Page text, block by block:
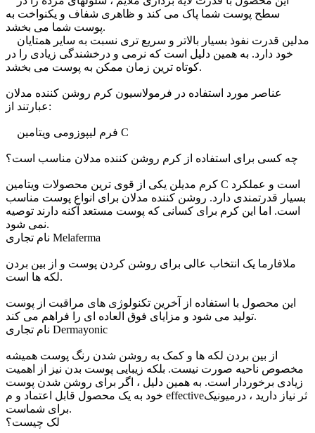
سطح پوست شما پاک می کند و ظاهری شفاف و یکنواخت به
پوست شما می بخشد.
خود دارد. به همین دلیل است که نرمی و درخشندگی زیادی را در
کوتاه ترین زمان ممکن به پوست می بخشد.
عناصر مورد استفاده در فرمولاسیون کرم روشن کننده مدلان
عبارتند از:
فرم لیپوزومی ویتامین C
چه کسی برای استفاده از کرم روشن کننده مدلان مناسب است؟
کرم مدیلن یکی از قوی ترین محصولات ویتامین C است و عملکرد
بسیار قدرتمندی دارد. روشن کننده مدلان برای انواع پوست مناسب
است. اما این کرم برای کسانی که پوست مستعد آکنه دارند توصیه
نمی شود.
نام تجاری Melaferma
ملافارما یک انتخاب عالی برای روشن کردن پوست و از بین بردن
لکه ها است.
این محصول با استفاده از آخرین تکنولوژی های مراقبت از پوست
تولید می شود و مزایای فوق العاده ای را فراهم می کند.
نام تجاری Dermayonic
از بین بردن لکه ها و کمک به روشن شدن رنگ پوست همیشه
مخصوص ناحیه صورت نیست. بلکه زیبایی پوست بدن نیز از اهمیت
زیادی برخوردار است. به همین دلیل ، اگر برای روشن شدن پوست
خود به یک محصول قابل اعتماد و م effectiveثر نیاز دارید ، درمیونیک
برای شماست.
لک چیست؟